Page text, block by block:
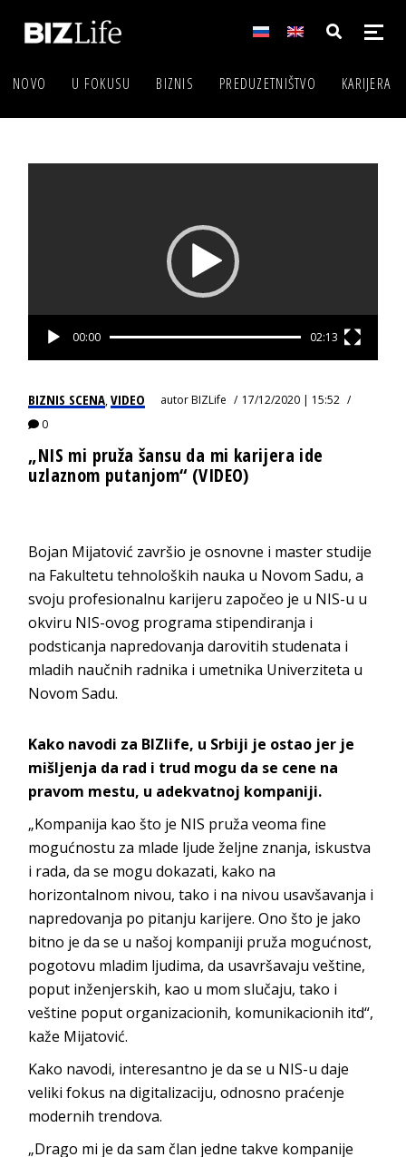
NOVO U FOKUSU BIZNIS PREDUZETNIŠTVO KARIJERA
00:00 02:13
BIZNIS SCENA,VIDEO autorBIZLife
17/12/2020 | 15:52
0
„NIS mi pruža šansu da mi karijera ide
uzlaznom putanjom“ (VIDEO)
Bojan Mijatović završio je osnovne i master studije
na Fakultetu tehnoloških nauka u Novom Sadu, a
svoju profesionalnu karijeru započeo je u NIS-u u
okviru NIS-ovog programa stipendiranja i
podsticanja napredovanja darovitih studenata i
mladih naučnih radnika i umetnika Univerziteta u
Novom Sadu.
Kako navodi za BIZlife, u Srbiji je ostao jer je
mišljenja da rad i trud mogu da se cene na
pravom mestu, u adekvatnoj kompaniji.
„Kompanija kao što je NIS pruža veoma fine
mogućnostu za mlade ljude željne znanja, iskustva
i rada, da se mogu dokazati, kako na
horizontalnom nivou, tako i na nivou usavšavanja i
napredovanja po pitanju karijere. Ono što je jako
bitno je da se u našoj kompaniji pruža mogućnost,
pogotovu mladim ljudima, da usavršavaju veštine,
poput inženjerskih, kao u mom slučaju, tako i
veštine poput organizacionih, komunikacionih itd“,
kaže Mijatović.
Kako navodi, interesantno je da se u NIS-u daje
veliki fokus na digitalizaciju, odnosno praćenje
modernih trendova.
„Drago mi je da sam član jedne takve kompanije